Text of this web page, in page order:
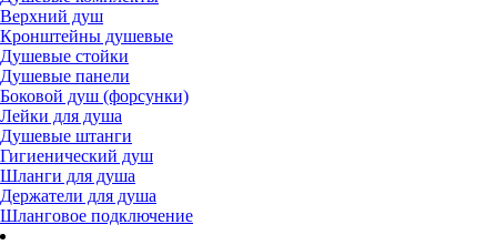
Верхний душ
Кронштейны душевые
Душевые стойки
Душевые панели
Боковой душ (форсунки)
Лейки для душа
Душевые штанги
Гигиенический душ
Шланги для душа
Держатели для душа
Шланговое подключение